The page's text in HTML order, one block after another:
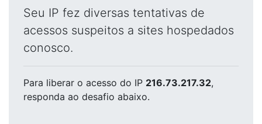
Seu IP fez diversas tentativas de
acessos suspeitos a sites hospedados
conosco.
Para liberar o acesso do IP 216.73.217.32,
responda ao desafio abaixo.